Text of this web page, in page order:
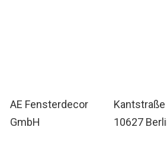
AE Fensterdecor
GmbH
Kantstraße
10627